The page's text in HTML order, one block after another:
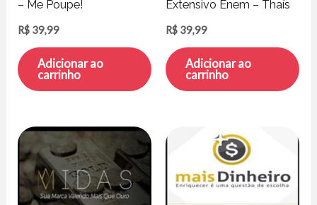
– Me Poupe!
R$ 39,99
Adicionar ao
carrinho
Extensivo Enem – Thaís
R$ 39,99
Adicionar ao
carrinho